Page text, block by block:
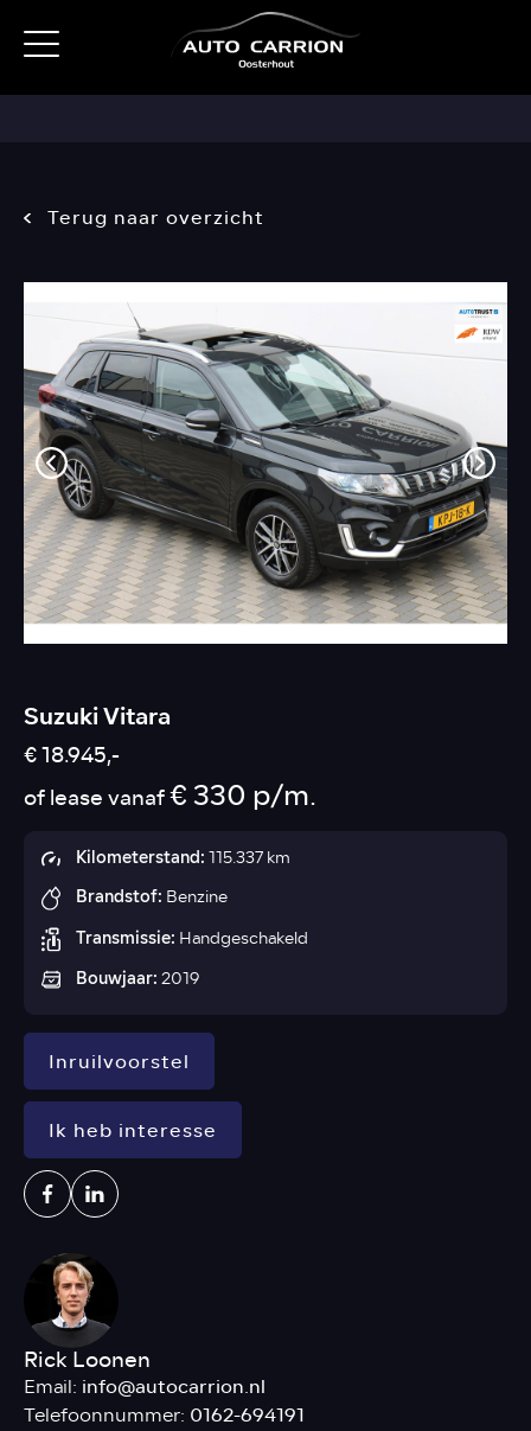
Terug naar overzicht
Suzuki Vitara
€ 18.945,-
of lease vanaf€ 330 p/m.
Kilometerstand:115.337 km
Brandstof: Benzine
Transmissie: Handgeschakeld
Bouwjaar:2019
Inruilvoorstel
Ik heb interesse
Rick Loonen
Email: info@autocarrion.nl
Telefoonnummer: 0162-694191